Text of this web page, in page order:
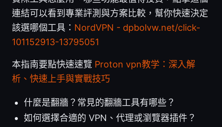
連結可以看到專業評測與方案比較，幫你快速決定
該選哪個工具： NordVPN - dpbolvw.net/click-
101152913-13795051
本指南要點快速速覽 Proton vpn教学：深入解
析、快速上手與實戰技巧
什麼是翻牆？常見的翻牆工具有哪些？
如何選擇合適的 VPN、代理或瀏覽器插件？